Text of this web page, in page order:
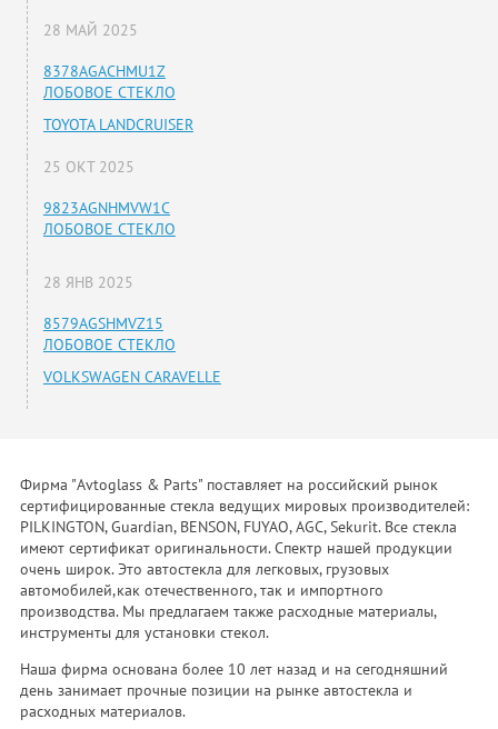
28 МАЙ 2025
8378AGACHMU1Z
ЛОБОВОЕ СТЕКЛО
TOYOTA LANDCRUISER
25 ОКТ 2025
9823AGNHMVW1C
ЛОБОВОЕ СТЕКЛО
28 ЯНВ 2025
8579AGSHMVZ15
ЛОБОВОЕ СТЕКЛО
VOLKSWAGEN CARAVELLE
Фирма "Avtoglass & Parts" поставляет на российский рынок
сертифицированные стекла ведущих мировых производителей:
PILKINGTON, Guardian, BENSON, FUYAO, AGC, Sekurit. Все стекла
имеют сертификат оригинальности. Спектр нашей продукции
очень широк. Это автостекла для легковых, грузовых
автомобилей,как отечественного, так и импортного
производства. Мы предлагаем также расходные материалы,
инструменты для установки стекол.
Наша фирма основана более 10 лет назад и на сегодняшний
день занимает прочные позиции на рынке автостекла и
расходных материалов.